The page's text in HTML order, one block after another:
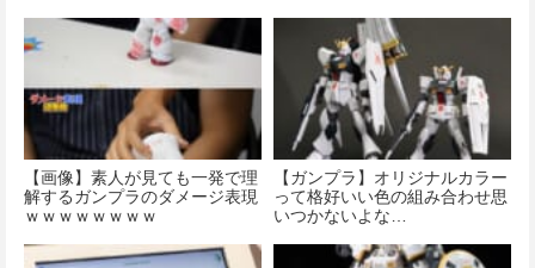
【画像】素人が見ても一発で理
解するガンプラのダメージ表現
ｗｗｗｗｗｗｗｗ
【ガンプラ】オリジナルカラー
って格好いい色の組み合わせ思
いつかないよな…